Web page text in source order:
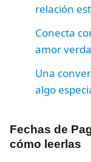
relación
Conecta
amor
Una
algo
Fechas de
cómo leerlas